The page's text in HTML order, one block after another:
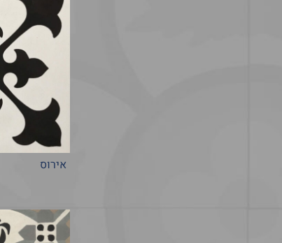
אירוס